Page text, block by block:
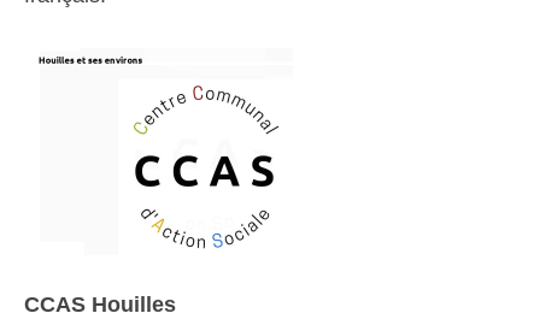
CCAS Houilles